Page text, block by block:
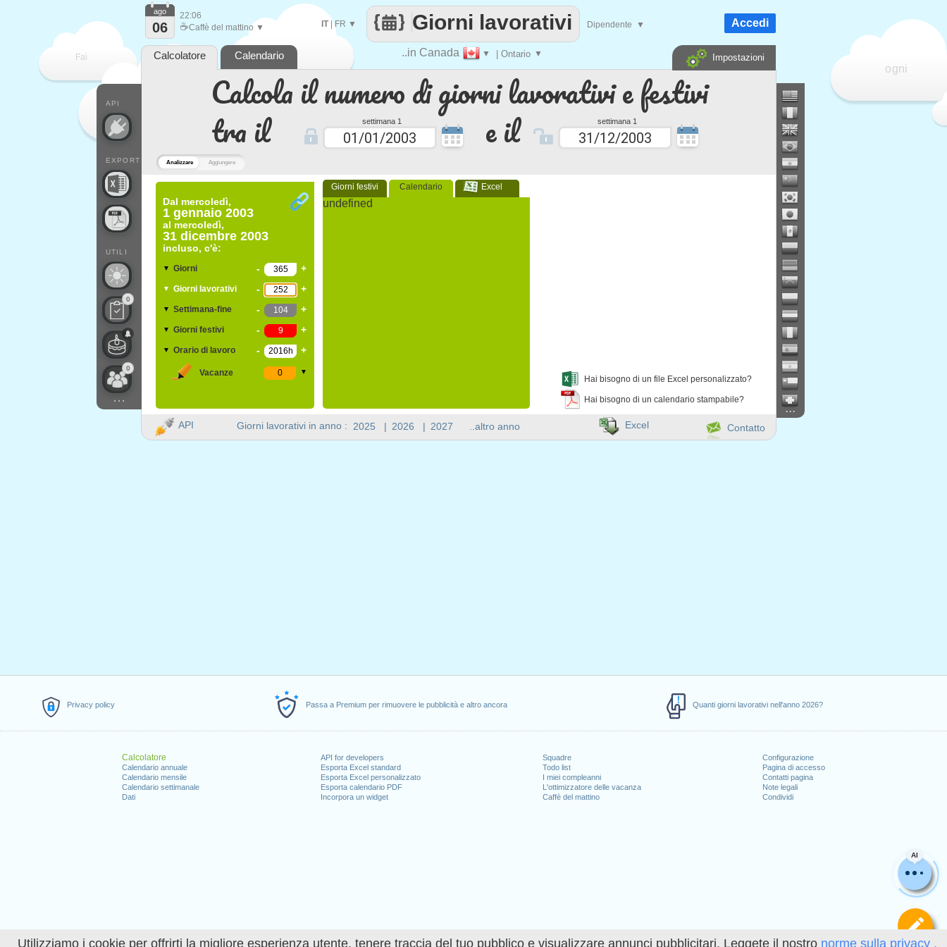
Utilizziamo i cookie per offrirti la migliore esperienza utente, tenere traccia del tuo pubblico e visualizzare annunci pubblicitari. Leggete il nostro norme sulla privacy .
Privacy policy Passa a Premium per rimuovere le pubblicità e altro ancora Quanti giorni lavorativi nell'anno 2026?
Calcolatore
Calendario annuale
Calendario mensile
Calendario settimanale
Dati
API for developers
Esporta Excel standard
Esporta Excel personalizzato
Esporta calendario PDF
Incorpora un widget
Squadre
Todo list
I miei compleanni
L'ottimizzatore delle vacanza
Caffè del mattino
Configurazione
Pagina di accesso
Contatti pagina
Note legali
Condividi
Analizzare Aggiungere
Calcola il numero di giorni lavorativi e festivi
tra il
settimana 1 e il settimana 1
Dal mercoledì,
1 gennaio 2003
al mercoledì,
31 dicembre 2003
incluso, c'è:
▼ Giorni - +
▼ Giorni lavorativi - +
▼ Settimana-fine - +
▼ Giorni festivi - +
▼ Orario di lavoro - +
Vacanze ▼
Giorni festivi Calendario Excel
undefined
Hai bisogno di un file Excel personalizzato?
Hai bisogno di un calendario stampabile?
AI
Fai
ogni
..in Canada ▼ | Ontario ▼
Giorni lavorativi
IT|FR ▼ Dipendente ▼
API
EXPORT
UTILI
0
0
...
ago
06
22:06
☕Caffè del mattino ▼ Accedi
Calcolatore Calendario Impostazioni
Giorni lavorativi in anno : 2025 | 2026 | 2027 ..altro anno
...
API Contatto
Excel